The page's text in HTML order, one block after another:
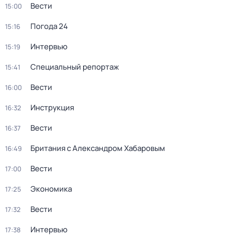
15:00 Вести
15:16 Погода 24
15:19 Интервью
15:41 Специальный репортаж
16:00 Вести
16:32 Инструкция
16:37 Вести
16:49 Британия с Александром Хабаровым
17:00 Вести
17:25 Экономика
17:32 Вести
17:38 Интервью